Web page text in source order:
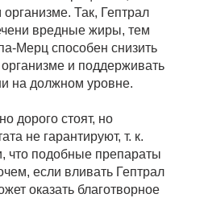
Так, Гептрал
вредные жиры, тем
Мерц способен снизить
и поддерживать
на должном уровне.
дорого стоят, но
не гарантируют, т. к.
что подобные препараты
если вливать Гептрал
оказать благотворное